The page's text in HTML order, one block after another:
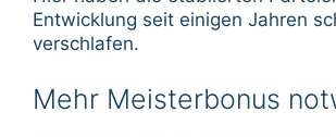
Entwicklung seit einigen Jahren
verschlafen.
Mehr Meisterbonus